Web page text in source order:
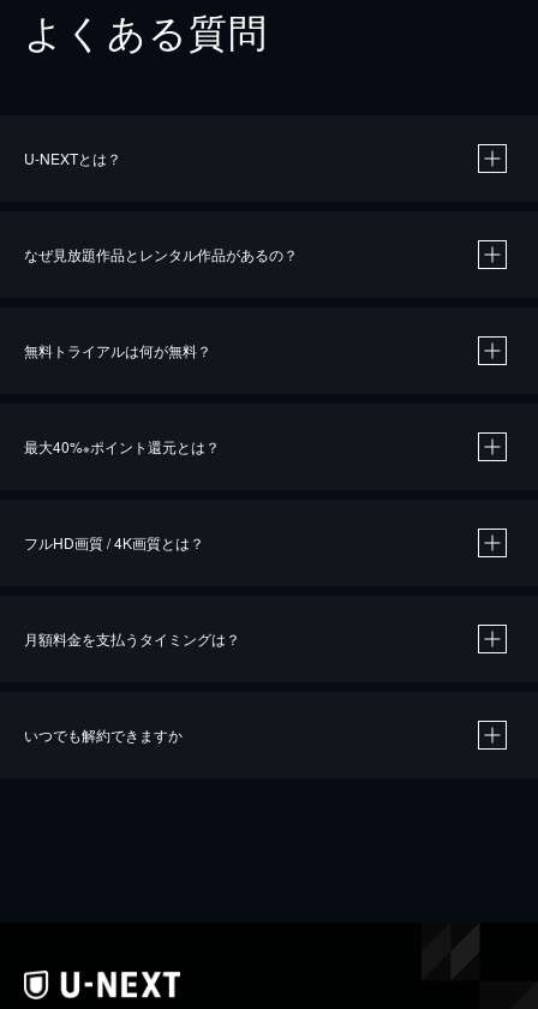
よくある質問
U-NEXTとは？
なぜ見放題作品とレンタル作品があるの？
無料トライアルは何が無料？
最大40%※ポイント還元とは？
※40％ポイント還元の対象は、クレジットカード決済による作品の購入 / レンタルです。
iOSアプリのUコイン決済による作品の購入 / レンタルは、20％のポイント還元です。
フルHD画質 / 4K画質とは？
月額料金を支払うタイミングは？
いつでも解約できますか